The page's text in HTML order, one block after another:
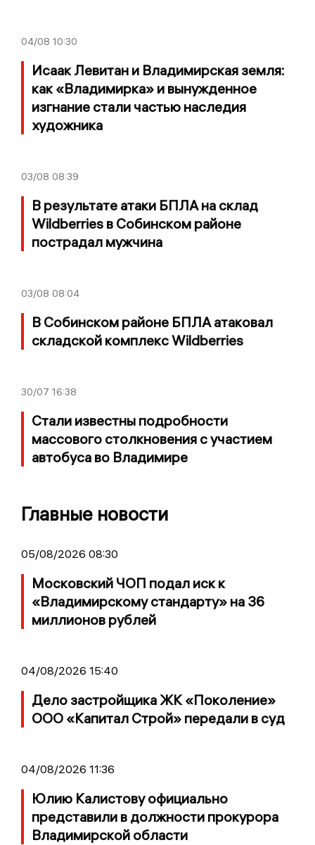
04/08 10:30
Исаак Левитан и Владимирская земля:
как «Владимирка» и вынужденное
изгнание стали частью наследия
художника
03/08 08:39
В результате атаки БПЛА на склад
Wildberries в Собинском районе
пострадал мужчина
03/08 08:04
В Собинском районе БПЛА атаковал
складской комплекс Wildberries
30/07 16:38
Стали известны подробности
массового столкновения с участием
автобуса во Владимире
Главные новости
05/08/2026 08:30
Московский ЧОП подал иск к
«Владимирскому стандарту» на 36
миллионов рублей
04/08/2026 15:40
Дело застройщика ЖК «Поколение»
ООО «Капитал Строй» передали в суд
04/08/2026 11:36
Юлию Калистову официально
представили в должности прокурора
Владимирской области